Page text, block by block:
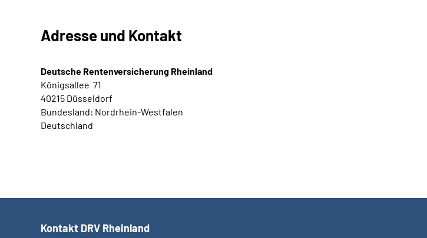
Adresse und Kontakt
Deutsche Rentenversicherung Rheinland
Königsallee 71
40215 Düsseldorf
Bundesland: Nordrhein-Westfalen
Deutschland
Kontakt DRV Rheinland